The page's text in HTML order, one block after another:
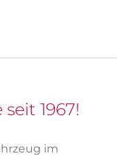
1967!
im